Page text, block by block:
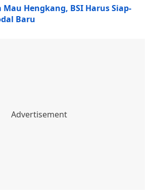
Hengkang, BSI Harus Siap-
Baru